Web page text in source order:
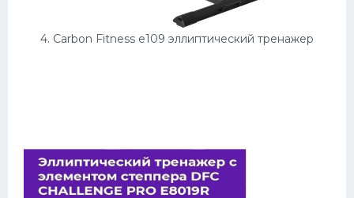
4. Carbon Fitness e109 эллиптический тренажер